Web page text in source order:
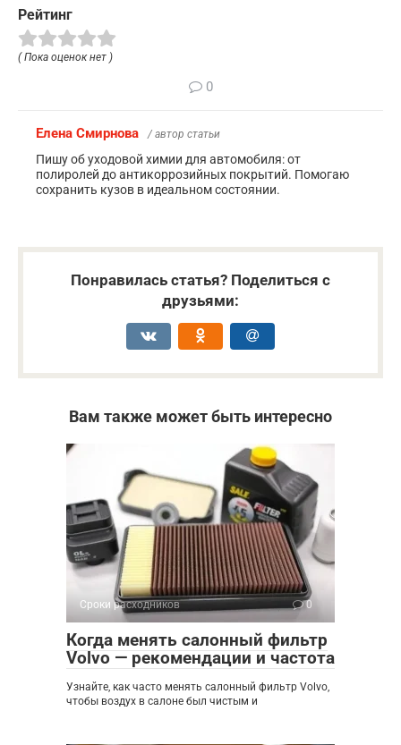
Рейтинг
( Пока оценок нет )
0
Елена Смирнова / автор статьи
Пишу об уходовой химии для автомобиля: от
полиролей до антикоррозийных покрытий. Помогаю
сохранить кузов в идеальном состоянии.
Понравилась статья? Поделиться с
друзьями:
Вам также может быть интересно
Сроки расходников 0
Когда менять салонный фильтр
Volvo — рекомендации и частота
Узнайте, как часто менять салонный фильтр Volvo,
чтобы воздух в салоне был чистым и